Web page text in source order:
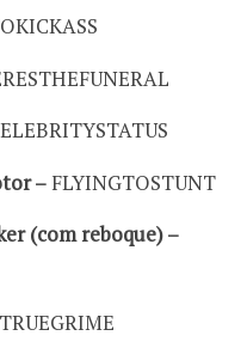
– FLYINGTOSTUNT
(com reboque) –
TRUEGRIME